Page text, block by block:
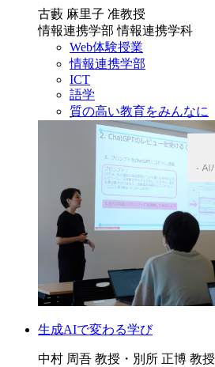
古藪 麻里子 准教授
情報連携学部 情報連携学科
Web体験授業
情報連携学部
ICT
語学
質の高い教育をみんなに
生成AIで変わる学び
中村 周吾 教授・別所 正博 教授